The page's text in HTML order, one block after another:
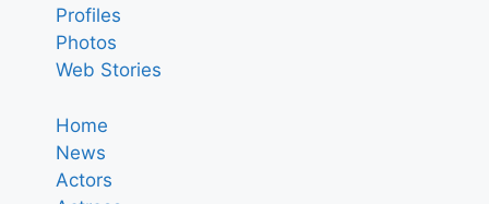
Profiles
Photos
Web Stories
Home
News
Actors